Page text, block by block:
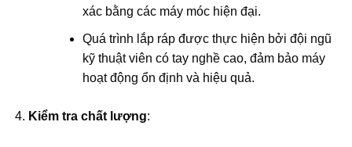
xác bằng các máy móc hiện đại.
Quá trình lắp ráp được thực hiện bởi đội ngũ
kỹ thuật viên có tay nghề cao, đảm bảo máy
hoạt động ổn định và hiệu quả.
Kiểm tra chất lượng: